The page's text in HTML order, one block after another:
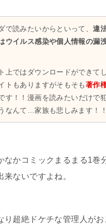
で読みたいからといって、違
ウイルス感染や個人情報の漏
上ではダウンロードができてし
トもありますがそもそも著作
す！！漫画を読みたいだけで
なんて…家族も悲しみます！！
なかコミックまるまる1巻
来ないですよね。
り超絶ドケチな管理人が